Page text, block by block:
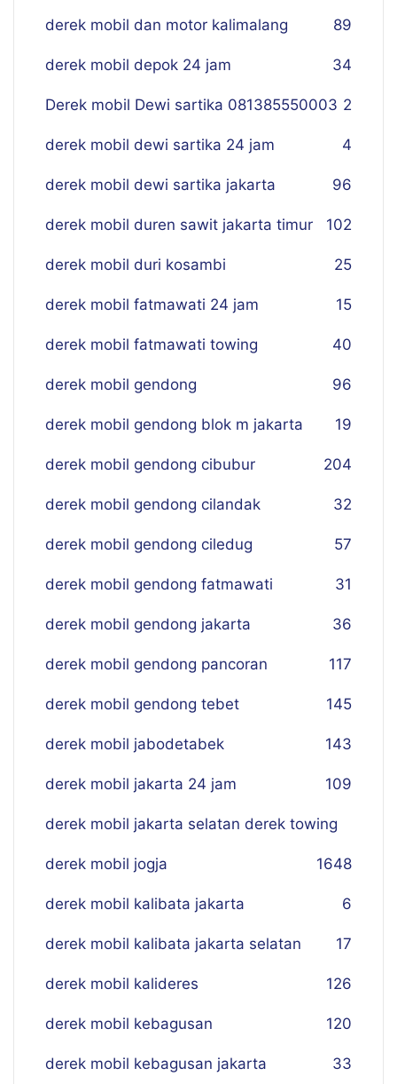
derek mobil dan motor kalimalang 89
derek mobil depok 24 jam 34
Derek mobil Dewi sartika 081385550003 2
derek mobil dewi sartika 24 jam 4
derek mobil dewi sartika jakarta 96
derek mobil duren sawit jakarta timur 102
derek mobil duri kosambi 25
derek mobil fatmawati 24 jam 15
derek mobil fatmawati towing 40
derek mobil gendong 96
derek mobil gendong blok m jakarta 19
derek mobil gendong cibubur 204
derek mobil gendong cilandak 32
derek mobil gendong ciledug 57
derek mobil gendong fatmawati 31
derek mobil gendong jakarta 36
derek mobil gendong pancoran 117
derek mobil gendong tebet 145
derek mobil jabodetabek 143
derek mobil jakarta 24 jam 109
derek mobil jakarta selatan derek towing
48
derek mobil jogja 16
derek mobil kalibata jakarta 6
derek mobil kalibata jakarta selatan 17
derek mobil kalideres 126
derek mobil kebagusan 120
derek mobil kebagusan jakarta 33